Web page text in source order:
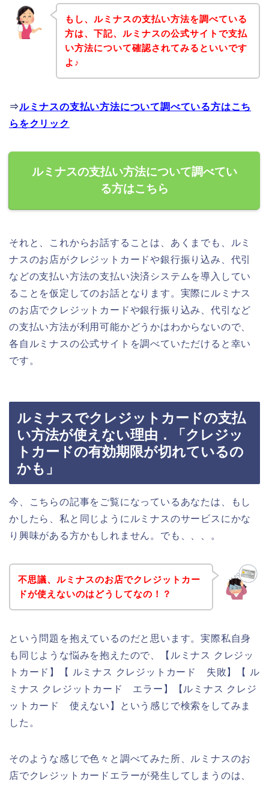
もし、ルミナスの支払い方法を調べている
方は、下記、ルミナスの公式サイトで支払
い方法について確認されてみるといいです
よ♪
⇒ルミナスの支払い方法について調べている方はこち
らをクリック
ルミナスの支払い方法について調べてい
る方はこちら
それと、これからお話することは、あくまでも、ルミ
ナスのお店がクレジットカードや銀行振り込み、代引
などの支払い方法の支払い決済システムを導入してい
ることを仮定してのお話となります。実際にルミナス
のお店でクレジットカードや銀行振り込み、代引など
の支払い方法が利用可能かどうかはわからないので、
各自ルミナスの公式サイトを調べていただけると幸い
です。
ルミナスでクレジットカードの支払
い方法が使えない理由．「クレジッ
トカードの有効期限が切れているの
かも」
今、こちらの記事をご覧になっているあなたは、もし
かしたら、私と同じようにルミナスのサービスにかな
り興味がある方かもしれません。でも、、、。
不思議、ルミナスのお店でクレジットカー
ドが使えないのはどうしてなの！？
という問題を抱えているのだと思います。実際私自身
も同じような悩みを抱えたので、【ルミナス クレジッ
トカード】【 ルミナス クレジットカード 失敗】【 ル
ミナス クレジットカード エラー】【ルミナス クレジ
ットカード 使えない】という感じで検索をしてみま
した。
そのような感じで色々と調べてみた所、ルミナスのお
店でクレジットカードエラーが発生してしまうのは、